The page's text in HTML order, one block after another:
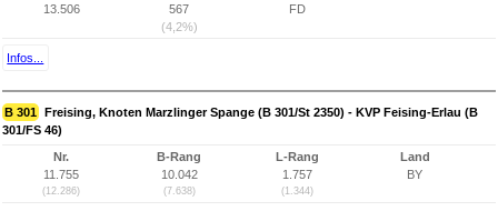
13.506
567
(4,2%)
FD
Infos...
B 301 Freising, Knoten Marzlinger Spange (B 301/St 2350) - KVP Feising-Erlau (B
301/FS 46)
Nr.
11.755
(12.286)
B-Rang
10.042
(7.638)
L-Rang
1.757
(1.344)
Land
BY